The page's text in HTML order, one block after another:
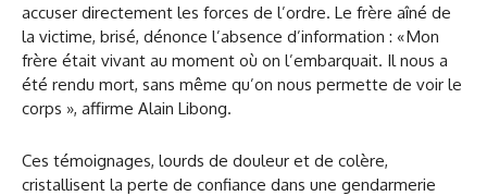
accuser directement les forces de l’ordre. Le frère aîné de
la victime, brisé, dénonce l’absence d’information : « Mon
frère était vivant au moment où on l’embarquait. Il nous a
été rendu mort, sans même qu’on nous permette de voir le
corps », affirme Alain Libong.
Ces témoignages, lourds de douleur et de colère,
cristallisent la perte de confiance dans une gendarmerie